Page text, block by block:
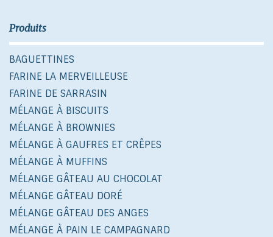
Produits
BAGUETTINES
FARINE LA MERVEILLEUSE
FARINE DE SARRASIN
MÉLANGE À BISCUITS
MÉLANGE À BROWNIES
MÉLANGE À GAUFRES ET CRÊPES
MÉLANGE À MUFFINS
MÉLANGE GÂTEAU AU CHOCOLAT
MÉLANGE GÂTEAU DORÉ
MÉLANGE GÂTEAU DES ANGES
MÉLANGE À PAIN LE CAMPAGNARD